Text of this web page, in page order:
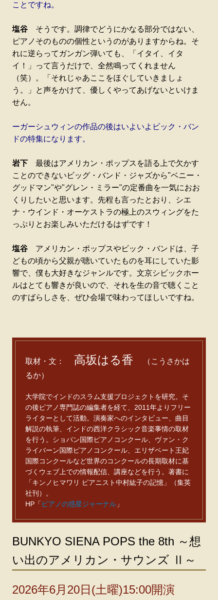
ことですね。
塩谷 そうです。調律でどうにかなる部分ではない、
ピアノそのものの個性というのがありますからね。そ
れに逆らってガンガン弾いても、「イタイ、イタ
イ！」って言うだけで、全然鳴ってくれません
（笑）。「それじゃあここをほぐしていきましょ
う。」と声をかけて、優しくやってあげないといけま
せん。
ーガーシュウィンの作品の後はいよいよビック・バン
ドの特集になります。
岩下 最後はアメリカン・ポップスを語る上で欠かす
ことのできないビッグ・バンド・ジャズから"ベニー・
グッドマン"や"グレン・ミラー"の定番曲を一気におお
くりしたいと思います。先程も言ったとおり、シエ
ナ・ウインド・オーケストラの極上のスウィングをた
っぷりとお楽しみいただけるはずです！
塩谷 アメリカン・ポップスやビック・バンドは、子
どもの頃から父親が聴いていたものを耳にしていた影
響で、僕も大好きなジャンルです。文京シビックホー
ルはとても響きが良いので、それを生の音で聴くこと
のすばらしさを、ぜひ会場で味わってほしいですね。
取材・文： 高坂はる香
（こうさかは
るか）
大学院でインドのスラム支援プロジェクトを研究。そ
の後ピアノ専門誌の編集者を経て、2011年よりフリー
ライターとして活動。演奏家へのインタビュー、曲目
解説の執筆、インドの西洋クラシック音楽事情の取材
を行う。ショパン国際ピアノコンクール、ヴァン・ク
ライバーン国際ピアノコンクール、エリザベート王妃
国際コンクールなど世界のコンクールの長期取材に基
づくウェブ上での情報配信、講座などを行う。著書に
「キンノヒマワリ ピアニスト中村紘子の記憶」（集英
社刊）。
HP「ピアノの惑星ジャーナル 」
BUNKYO SIENA POPS the 8th ～想
い出のアメリカン・サウンズ Ⅱ～
2026年6月20日(土曜)15:00開演